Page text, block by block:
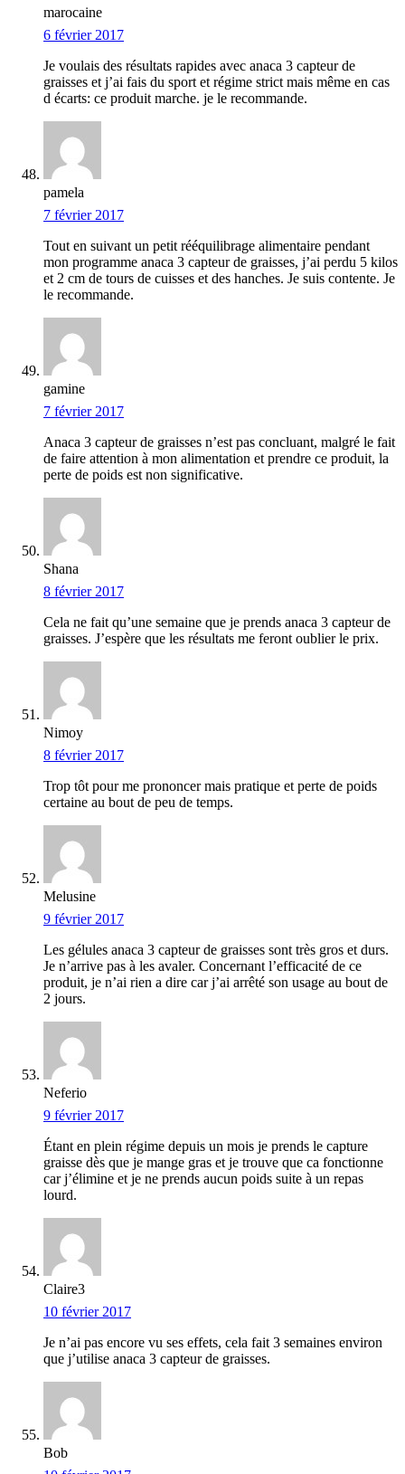
marocaine
6 février 2017
Je voulais des résultats rapides avec anaca 3 capteur de
graisses et j’ai fais du sport et régime strict mais même en cas
d écarts: ce produit marche. je le recommande.
pamela
7 février 2017
Tout en suivant un petit rééquilibrage alimentaire pendant
mon programme anaca 3 capteur de graisses, j’ai perdu 5 kilos
et 2 cm de tours de cuisses et des hanches. Je suis contente. Je
le recommande.
gamine
7 février 2017
Anaca 3 capteur de graisses n’est pas concluant, malgré le fait
de faire attention à mon alimentation et prendre ce produit, la
perte de poids est non significative.
Shana
8 février 2017
Cela ne fait qu’une semaine que je prends anaca 3 capteur de
graisses. J’espère que les résultats me feront oublier le prix.
Nimoy
8 février 2017
Trop tôt pour me prononcer mais pratique et perte de poids
certaine au bout de peu de temps.
Melusine
9 février 2017
Les gélules anaca 3 capteur de graisses sont très gros et durs.
Je n’arrive pas à les avaler. Concernant l’efficacité de ce
produit, je n’ai rien a dire car j’ai arrêté son usage au bout de
2 jours.
Neferio
9 février 2017
Étant en plein régime depuis un mois je prends le capture
graisse dès que je mange gras et je trouve que ca fonctionne
car j’élimine et je ne prends aucun poids suite à un repas
lourd.
Claire3
10 février 2017
Je n’ai pas encore vu ses effets, cela fait 3 semaines environ
que j’utilise anaca 3 capteur de graisses.
Bob